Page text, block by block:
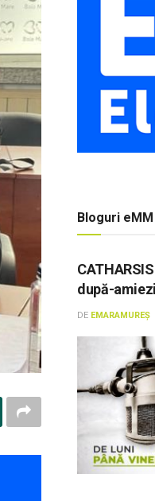
Bloguri
după-
DE EMARAMUREȘ